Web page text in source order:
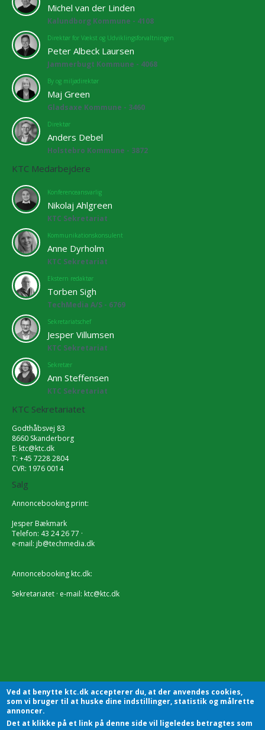
Michel van der Linden
Kalundborg Kommune - 4108
Direktør for Vækst og Udviklingsforvaltningen
Peter Albeck Laursen
Jammerbugt Kommune - 4068
By og miljødirektør
Maj Green
Gladsaxe Kommune - 3460
Direktør
Anders Debel
Holstebro Kommune - 3872
KTC Medarbejdere
Konferenceansvarlig
Nikolaj Ahlgreen
KTC Sekretariat
Kommunikationskonsulent
Anne Dyrholm
KTC Sekretariat
Ekstern redaktør
Torben Sigh
TechMedia A/S - 6769
Sekretariatschef
Jesper Villumsen
KTC Sekretariat
Sekretær
Ann Steffensen
KTC Sekretariat
KTC Sekretariatet
Godthåbsvej 83
8660 Skanderborg
E: ktc@ktc.dk
T: +45 7228 2804
CVR: 1976 0014
Salg
Annoncebooking print:
Jesper Bækmark
Telefon: 43 24 26 77 ·
e-mail: jb@techmedia.dk
Annoncebooking ktc.dk:
Sekretariatet · e-mail: ktc@ktc.dk
Ved at benytte ktc.dk accepterer du, at der anvendes cookies,
som vi bruger til at huske dine indstillinger, statistik og målrette
annoncer.
Det at klikke på et link på denne side vil ligeledes betragtes som